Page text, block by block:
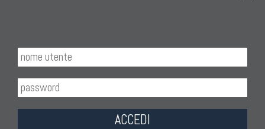
ACCEDI